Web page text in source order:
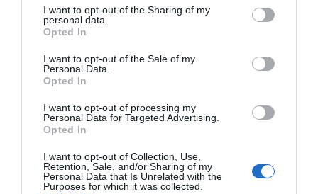
not limited to your visit or usage behaviour. You may click to
grant or deny consent to Google and its third-party tags to
use your data for below specified purposes in below Google
consent section.
I want to opt-out of the Sharing of my
personal data.
Opted In
I want to opt-out of the Sale of my
Personal Data.
Opted In
I want to opt-out of processing my
Personal Data for Targeted Advertising.
Opted In
I want to opt-out of Collection, Use,
Retention, Sale, and/or Sharing of my
Personal Data that Is Unrelated with the
Purposes for which it was collected.
Χωρίς Internet τώρα αυτό το
χωριό της Εύβοιας
08.08.2026 | 10:00
Εύβοια: Διακοπή ρεύματος αύριο
08.08.2026 | 09:40
Άρχισε τις διακοπές ο
Μητσοτάκης: Φαγητό και κρασί
σε γνωστό στέκι
νεκροί από τη